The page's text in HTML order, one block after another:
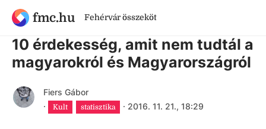
fmc.hu Fehérvár összeköt
9 évnél régebbi cikk
10 érdekesség, amit nem tudtál a
magyarokról és Magyarországról
Fiers Gábor
·
Kult statisztika · 2016. 11. 21., 18:29